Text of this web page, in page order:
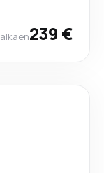
alkaen239 €